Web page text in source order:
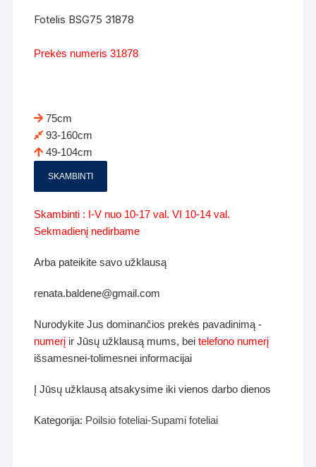
Fotelis BSG75 31878
Prekės numeris 31878
75cm
93-160cm
49-104cm
SKAMBINTI
Skambinti : I-V nuo 10-17 val. VI 10-14 val.
Sekmadienį nedirbame
Arba pateikite savo užklausą
renata.baldene@gmail.com
Nurodykite Jus dominančios prekės pavadinimą -
numerį ir Jūsų užklausą mums, beitelefono numerį
išsamesnei-tolimesnei informacijai
Į Jūsų užklausą atsakysime iki vienos darbo dienos
Kategorija: Poilsio foteliai-Supami foteliai